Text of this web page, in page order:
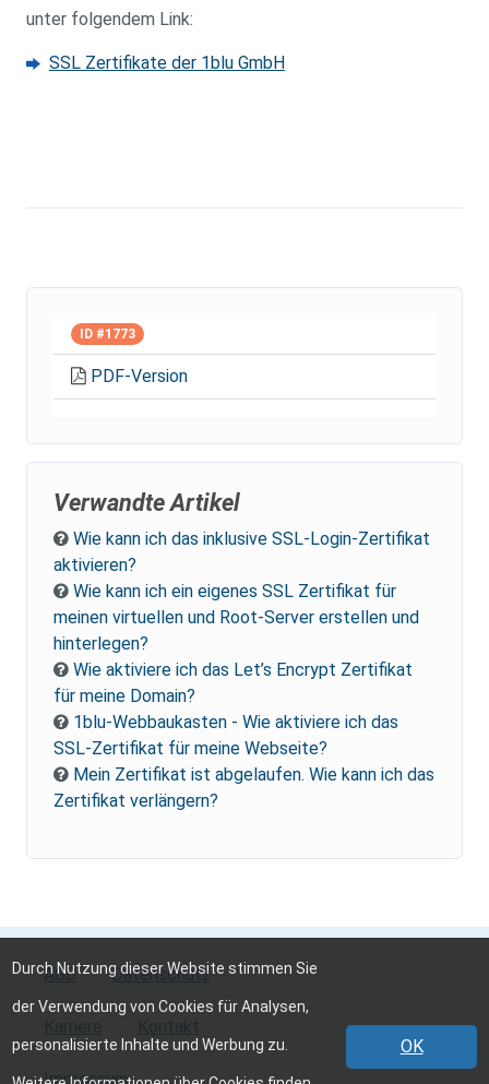
unter folgendem Link:
SSL Zertifikate der 1blu GmbH
ID #1773
PDF-Version
Verwandte Artikel
Wie kann ich das inklusive SSL-Login-Zertifikat
aktivieren?
Wie kann ich ein eigenes SSL Zertifikat für
meinen virtuellen und Root-Server erstellen und
hinterlegen?
Wie aktiviere ich das Let’s Encrypt Zertifikat
für meine Domain?
1blu-Webbaukasten - Wie aktiviere ich das
SSL-Zertifikat für meine Webseite?
Mein Zertifikat ist abgelaufen. Wie kann ich das
Zertifikat verlängern?
AGB Datenschutz
Impressum
Durch Nutzung dieser Website stimmen Sie
der Verwendung von Cookies für Analysen,
personalisierte Inhalte und Werbung zu. OK